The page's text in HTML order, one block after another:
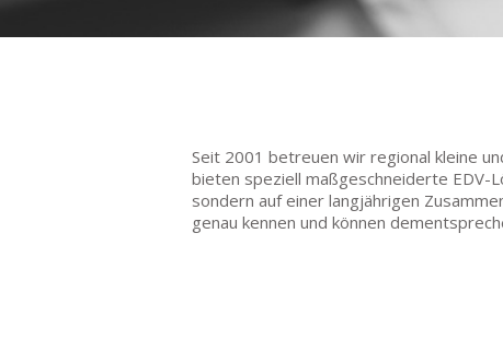
Seit 2001 betreuen wir regional kleine
bieten speziell maßgeschneiderte EDV-
sondern auf einer langjährigen
genau kennen und können